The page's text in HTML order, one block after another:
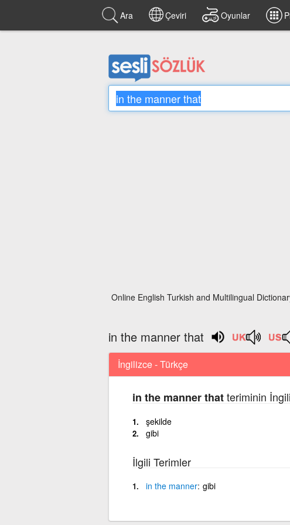
Ara Çeviri Oyunlar
Online English Turkish and Multilingual
in the manner that
İngilizce - Türkçe
in the manner thatteriminin
şekilde
gibi
İlgili Terimler
in the manner gibi